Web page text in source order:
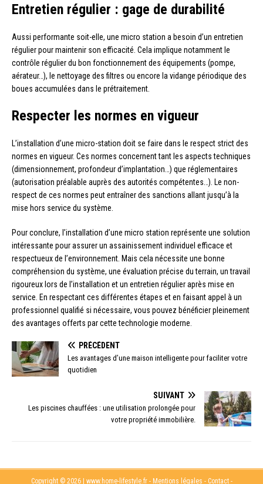
Entretien régulier : gage de durabilité
Aussi performante soit-elle, une micro station a besoin d’un entretien
régulier pour maintenir son efficacité. Cela implique notamment le
contrôle régulier du bon fonctionnement des équipements (pompe,
aérateur…), le nettoyage des filtres ou encore la vidange périodique des
boues accumulées dans le prétraitement.
Respecter les normes en vigueur
L’installation d’une micro-station doit se faire dans le respect strict des
normes en vigueur. Ces normes concernent tant les aspects techniques
(dimensionnement, profondeur d’implantation…) que réglementaires
(autorisation préalable auprès des autorités compétentes…). Le non-
respect de ces normes peut entraîner des sanctions allant jusqu’à la
mise hors service du système.
Pour conclure, l’installation d’une micro station représente une solution
intéressante pour assurer un assainissement individuel efficace et
respectueux de l’environnement. Mais cela nécessite une bonne
compréhension du système, une évaluation précise du terrain, un travail
rigoureux lors de l’installation et un entretien régulier après mise en
service. En respectant ces différentes étapes et en faisant appel à un
professionnel qualifié si nécessaire, vous pouvez bénéficier pleinement
des avantages offerts par cette technologie moderne.
PRÉCÉDENT
Les avantages d’une maison intelligente pour faciliter votre
quotidien
SUIVANT
Les piscines chauffées : une utilisation prolongée pour
votre propriété immobilière.
Copyright © 2026 | www.home-lifestyle.fr - Mentions légales - Contact -